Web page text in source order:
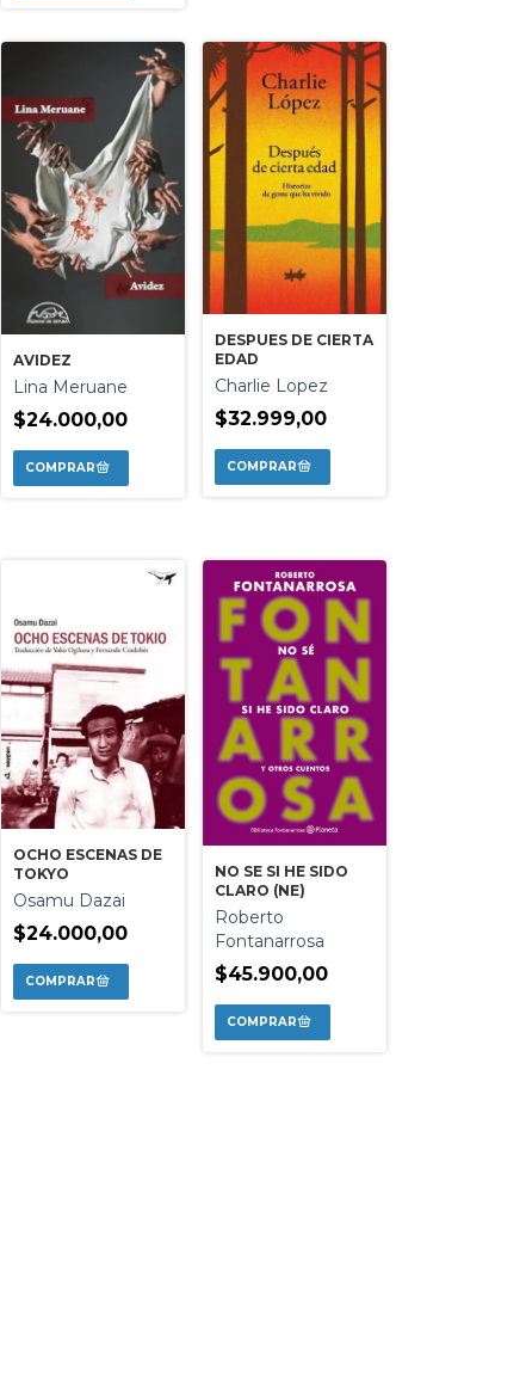
AVIDEZ
Lina Meruane
$24.000,00
DESPUES DE CIERTA
EDAD
Charlie Lopez
$32.999,00
OCHO ESCENAS DE
TOKYO
Osamu Dazai
$24.000,00
NO SE SI HE SIDO
CLARO (NE)
Roberto
Fontanarrosa
$45.900,00